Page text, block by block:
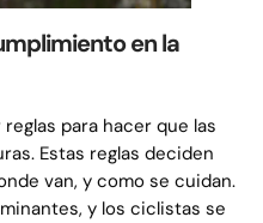
en la
para hacer que las
Estas reglas deciden
van, y como se cuidan.
y los ciclistas se